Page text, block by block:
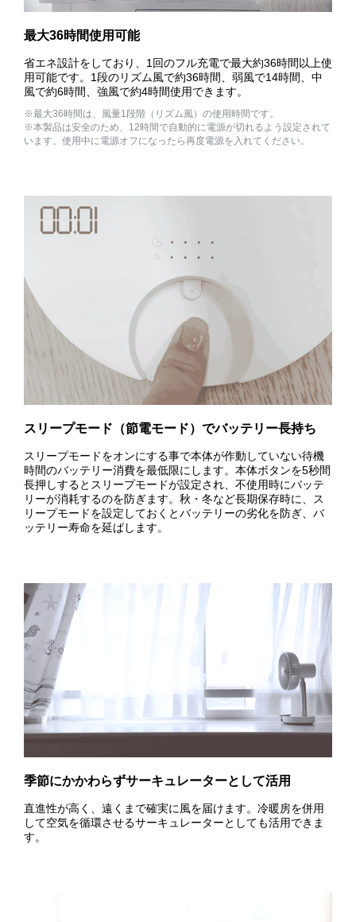
最大36時間使用可能
省エネ設計をしており、1回のフル充電で最大約36時間以上使
用可能です。1段のリズム風で約36時間、弱風で14時間、中
風で約6時間、強風で約4時間使用できます。
※最大36時間は、風量1段階（リズム風）の使用時間です。
※本製品は安全のため、12時間で自動的に電源が切れるよう設定されて
います。使用中に電源オフになったら再度電源を入れてください。
スリープモード（節電モード）でバッテリー長持ち
スリープモードをオンにする事で本体が作動していない待機
時間のバッテリー消費を最低限にします。本体ボタンを5秒間
長押しするとスリープモードが設定され、不使用時にバッテ
リーが消耗するのを防ぎます。秋・冬など長期保存時に、ス
リープモードを設定しておくとバッテリーの劣化を防ぎ、バ
ッテリー寿命を延ばします。
季節にかかわらずサーキュレーターとして活用
直進性が高く、遠くまで確実に風を届けます。冷暖房を併用
して空気を循環させるサーキュレーターとしても活用できま
す。